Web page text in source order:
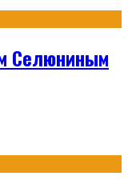
Селюниным